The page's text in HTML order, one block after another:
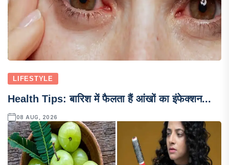
LIFESTYLE
Health Tips: बारिश में फैलता हैं आंखों का इंफेक्शन...
08 AUG, 2026